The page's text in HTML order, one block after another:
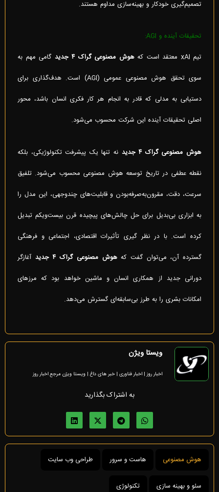
تصمیم‌گیری خودکار و بهینه‌سازی مداوم هستند.
تحقیقات آینده و AGI:
تیم xAI معتقد است که
هوش مصنوعی گراک ۴ جدید
گامی مهم به
سوی تحقق هوش مصنوعی عمومی (AGI) است. هدف‌گذاری برای
دستیابی به مدلی که قادر به انجام هر کار فکری انسان باشد، محور
اصلی تحقیقات آینده این شرکت محسوب می‌شود.
هوش مصنوعی گراک ۴ جدید
نه تنها یک پیشرفت تکنولوژیکی، بلکه
نقطه عطفی در تاریخ توسعه هوش مصنوعی محسوب می‌شود. تلفیق
سرعت، دقت، مقرون‌به‌صرفه‌بودن و قابلیت‌های چندوجهی، این مدل را
به ابزاری بی‌بدیل برای حل چالش‌های پیچیده قرن بیست‌ویکم تبدیل
کرده است. با در نظر گیری تأثیرات اقتصادی، اجتماعی و فرهنگی
گسترده آن، می‌توان گفت کههوش مصنوعی گراک ۴ جدید
آغازگر
دورانی جدید از همکاری انسان و ماشین خواهد بود که مرزهای
امکانات بشری را به طرز بی‌سابقه‌ای گسترش می‌دهد.
ویستا ویژن
اخبار روز | اخبار فناوری | خبر های داغ | ویستا ویژن مرجع اخبار روز
به اشتراک بگذارید
هوش مصنوعی هاست و سرور طراحی وب سایت
سئو و بهینه سازی تکنولوژی